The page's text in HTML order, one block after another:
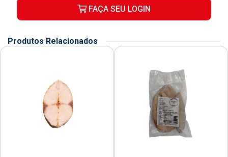
FAÇA SEU LOGIN
Produtos Relacionados